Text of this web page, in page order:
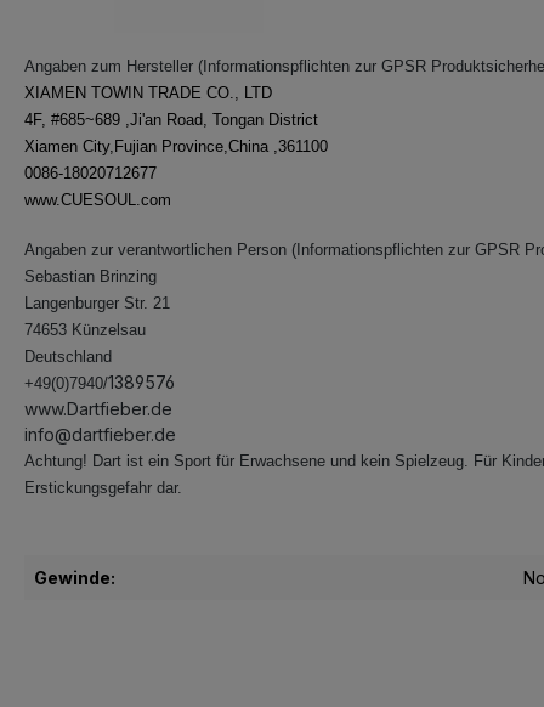
Angaben zum Hersteller (Informationspflichten zur GPSR
XIAMEN TOWIN TRADE CO., LTD
4F, #685~689 ,Ji'an Road, Tongan District
Xiamen City,Fujian Province,China ,361100
0086-18020712677
www.CUESOUL.com
Angaben zur verantwortlichen Person (Informationspflichten zur GPSR
Sebastian Brinzing
Langenburger Str. 21
74653 Künzelsau
Deutschland
+49(0)7940/1389576
www.Dartfieber.de
info@dartfieber.de
Achtung! Dart ist ein Sport für Erwachsene und kein Spielzeug. Für
Erstickungsgefahr dar.
Gewinde: